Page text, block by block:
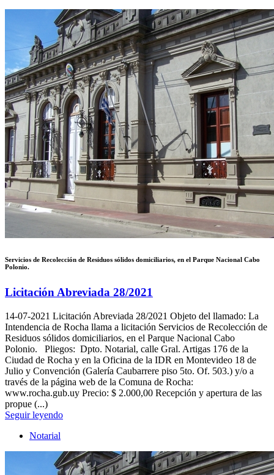
Servicios de Recolección de Residuos sólidos domiciliarios, en el Parque Nacional Cabo
Polonio.
Licitación Abreviada 28/2021
14-07-2021 Licitación Abreviada 28/2021 Objeto del llamado: La
Intendencia de Rocha llama a licitación Servicios de Recolección de
Residuos sólidos domiciliarios, en el Parque Nacional Cabo
Polonio. Pliegos: Dpto. Notarial, calle Gral. Artigas 176 de la
Ciudad de Rocha y en la Oficina de la IDR en Montevideo 18 de
Julio y Convención (Galería Caubarrere piso 5to. Of. 503.) y/o a
través de la página web de la Comuna de Rocha:
www.rocha.gub.uy Precio: $ 2.000,00 Recepción y apertura de las
propue (...)
Seguir leyendo
Notarial